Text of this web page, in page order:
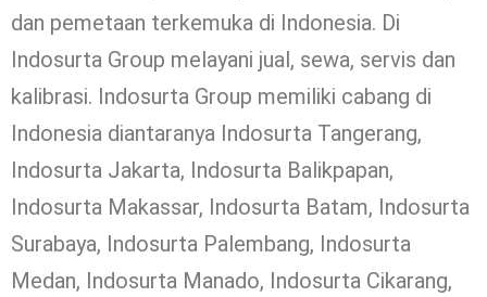
dan pemetaan terkemuka di Indonesia. Di
Indosurta Group melayani jual, sewa, servis dan
kalibrasi. Indosurta Group memiliki cabang di
Indonesia diantaranya Indosurta Tangerang,
Indosurta Jakarta, Indosurta Balikpapan,
Indosurta Makassar, Indosurta Batam, Indosurta
Surabaya, Indosurta Palembang, Indosurta
Medan, Indosurta Manado, Indosurta Cikarang,